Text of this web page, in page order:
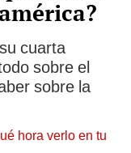
cuarta
sobre el
sobre la
hora verlo en tu